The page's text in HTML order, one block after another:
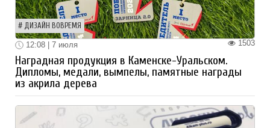
ДИЗАЙН ВОВРЕМЯ
1503
12:08 | 7 июля
Наградная продукция в Каменске-Уральском.
Дипломы, медали, вымпелы, памятные награды
из акрила дерева